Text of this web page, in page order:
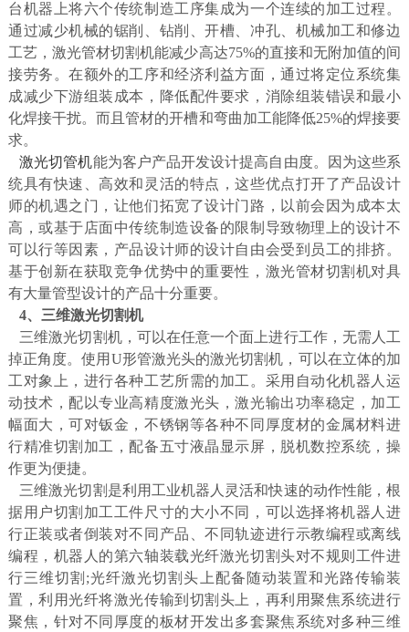
台机器上将六个传统制造工序集成为一个连续的加工过程。
通过减少机械的锯削、钻削、开槽、冲孔、机械加工和修边
工艺，激光管材切割机能减少高达75%的直接和无附加值的间
接劳务。在额外的工序和经济利益方面，通过将定位系统集
成减少下游组装成本，降低配件要求，消除组装错误和最小
化焊接干扰。而且管材的开槽和弯曲加工能降低25%的焊接要
求。
激光切管机能为客户产品开发设计提高自由度。因为这些系
统具有快速、高效和灵活的特点，这些优点打开了产品设计
师的机遇之门，让他们拓宽了设计门路，以前会因为成本太
高，或基于店面中传统制造设备的限制导致物理上的设计不
可以行等因素，产品设计师的设计自由会受到员工的排挤。
基于创新在获取竞争优势中的重要性，激光管材切割机对具
有大量管型设计的产品十分重要。
4、三维激光切割机
三维激光切割机，可以在任意一个面上进行工作，无需人工
掉正角度。使用U形管激光头的激光切割机，可以在立体的加
工对象上，进行各种工艺所需的加工。采用自动化机器人运
动技术，配以专业高精度激光头，激光输出功率稳定，加工
幅面大，可对钣金，不锈钢等各种不同厚度材的金属材料进
行精准切割加工，配备五寸液晶显示屏，脱机数控系统，操
作更为便捷。
三维激光切割是利用工业机器人灵活和快速的动作性能，根
据用户切割加工工件尺寸的大小不同，可以选择将机器人进
行正装或者倒装对不同产品、不同轨迹进行示教编程或离线
编程，机器人的第六轴装载光纤激光切割头对不规则工件进
行三维切割;光纤激光切割头上配备随动装置和光路传输装
置，利用光纤将激光传输到切割头上，再利用聚焦系统进行
聚焦，针对不同厚度的板材开发出多套聚焦系统对多种三维